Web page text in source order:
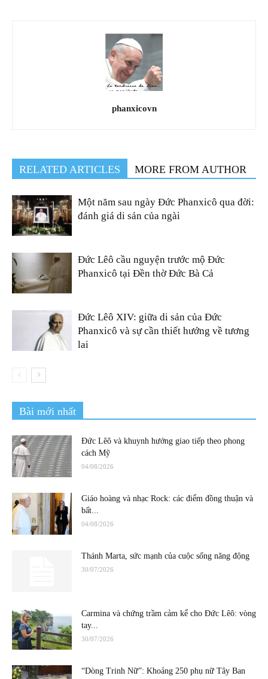
phanxicovn
RELATED ARTICLES MORE FROM AUTHOR
Một năm sau ngày Đức Phanxicô qua đời:
đánh giá di sản của ngài
Đức Lêô cầu nguyện trước mộ Đức
Phanxicô tại Đền thờ Đức Bà Cả
Đức Lêô XIV: giữa di sản của Đức
Phanxicô và sự cần thiết hướng về tương
lai
Bài mới nhất
Đức Lêô và khuynh hướng giao tiếp theo phong
cách Mỹ
04/08/2026
Giáo hoàng và nhạc Rock: các điểm đồng thuận và
bất...
04/08/2026
Thánh Marta, sức mạnh của cuộc sống năng động
30/07/2026
Carmina và chứng trầm cảm kể cho Đức Lêô: vòng
tay...
30/07/2026
“Dòng Trinh Nữ”: Khoảng 250 phụ nữ Tây Ban